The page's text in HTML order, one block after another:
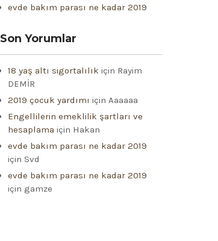
evde bakım parası ne kadar 2019
Son Yorumlar
18 yaş altı sigortalılık için Rayim
DEMİR
2019 çocuk yardımı için Aaaaaa
Engellilerin emeklilik şartları ve
hesaplama için Hakan
evde bakım parası ne kadar 2019
için Svd
evde bakım parası ne kadar 2019
için gamze